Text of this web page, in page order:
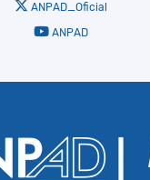
ANPAD_Oficial
ANPAD